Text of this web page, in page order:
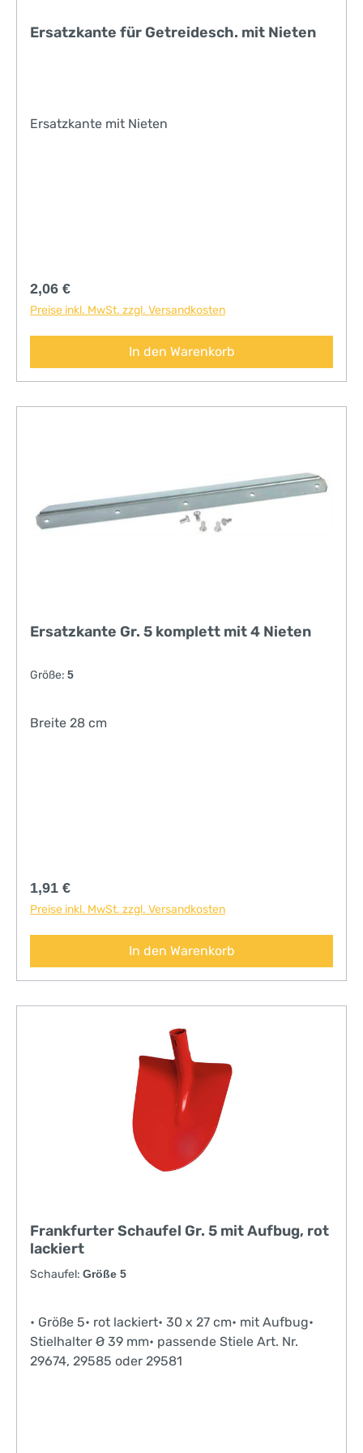
Ersatzkante für Getreidesch. mit Nieten
Ersatzkante mit Nieten
Regulärer Preis:
2,06 €
Preise inkl. MwSt. zzgl. Versandkosten
In den Warenkorb
Ersatzkante Gr. 5 komplett mit 4 Nieten
Größe: 5
Breite 28 cm
Regulärer Preis:
1,91 €
Preise inkl. MwSt. zzgl. Versandkosten
In den Warenkorb
Frankfurter Schaufel Gr. 5 mit Aufbug, rot
lackiert
Schaufel: Größe 5
• Größe 5• rot lackiert• 30 x 27 cm• mit Aufbug•
Stielhalter Ø 39 mm• passende Stiele Art. Nr.
29674, 29585 oder 29581